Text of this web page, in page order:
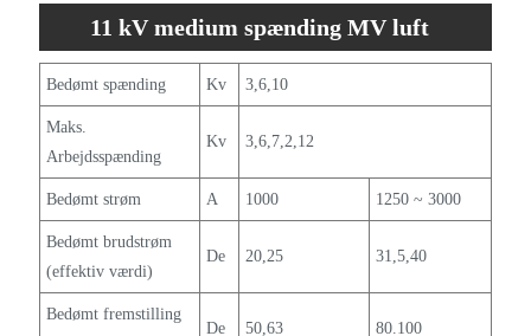
11 kV medium spænding MV luft
isoleret switchgear -specifikation
Bedømt spænding Kv 3,6,10
Maks.
Arbejdsspænding
Kv 3,6,7,2,12
Bedømt strøm A 1000 1250 ~ 3000
Bedømt brudstrøm
(effektiv værdi)
De 20,25 31,5,40
Bedømt fremstilling
De 50,63 80.100